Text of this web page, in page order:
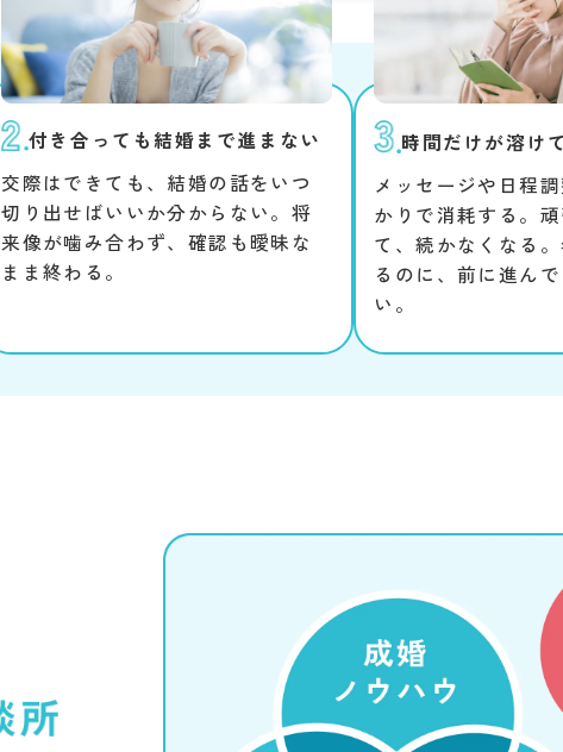
付き合っても結婚まで進まない
交際はできても、結婚の話をいつ
切り出せばいいか分からない。将
来像が噛み合わず、確認も曖昧な
まま終わる。
時間だけが溶け
メッセージや日程
かりで消耗する。
て、続かなくなる
るのに、前に進ん
い。